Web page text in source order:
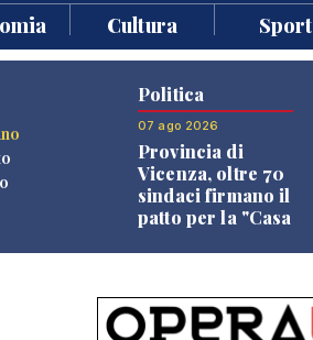
Cultura Sport
Politica
07 ago 2026
Provincia di
Vicenza, oltre 70
sindaci firmano il
patto per la "Casa